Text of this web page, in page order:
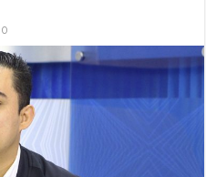
0